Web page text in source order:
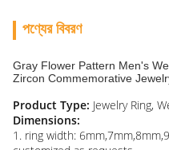
পণ্যের বিবরণ
Gray Flower Pattern Men's
Zircon Commemorative
Product Type: Jewelry Ring,
Dimensions:
1. ring width: